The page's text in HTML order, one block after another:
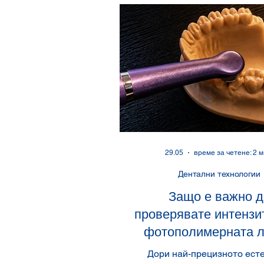
Modern Dentistry Series
Защо е важно
проверявате
фотополимерната
поне веднъж
Дори най-прецизното
Дентални технологии
29.05 време за четене: 2